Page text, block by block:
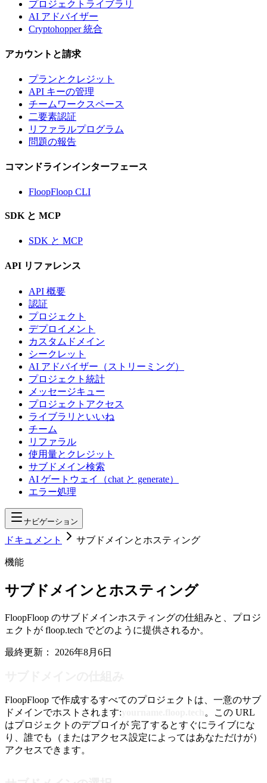
プロジェクトライブラリ
AI アドバイザー
Cryptohopper 統合
アカウントと請求
プランとクレジット
API キーの管理
チームワークスペース
二要素認証
リファラルプログラム
問題の報告
コマンドラインインターフェース
FloopFloop CLI
SDK と MCP
SDK と MCP
API リファレンス
API 概要
認証
プロジェクト
デプロイメント
カスタムドメイン
シークレット
AI アドバイザー（ストリーミング）
プロジェクト統計
メッセージキュー
プロジェクトアクセス
ライブラリといいね
チーム
リファラル
使用量とクレジット
サブドメイン検索
AI ゲートウェイ（chat と generate）
エラー処理
ナビゲーション
ドキュメント サブドメインとホスティング
機能
サブドメインとホスティング
FloopFloop のサブドメインホスティングの仕組みと、プロジ
ェクトが floop.tech でどのように提供されるか。
最終更新： 2026年8月6日
FloopFloop で作成するすべてのプロジェクトは、一意のサブ
ドメインでホストされます:
。この URL
はプロジェクトのデプロイが 完了するとすぐにライブにな
り、誰でも（またはアクセス設定によってはあなただけが）
アクセスできます。